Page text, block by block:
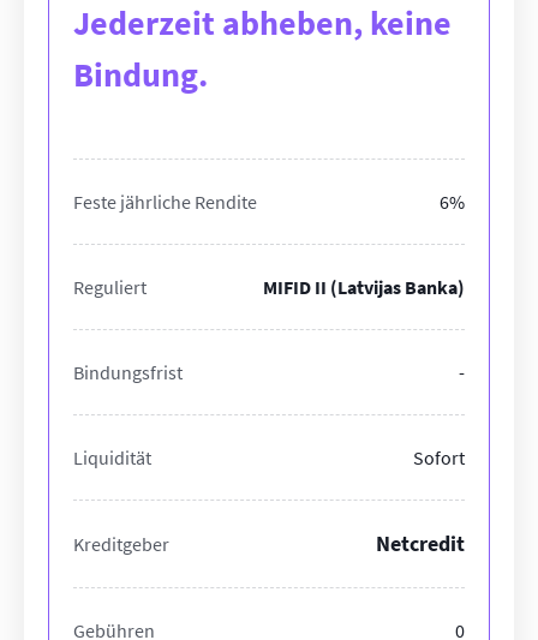
Jederzeit abheben, keine
Bindung.
Feste jährliche Rendite 6%
Reguliert MIFID II (Latvijas Banka)
Bindungsfrist -
Liquidität Sofort
Kreditgeber Netcredit
Gebühren 0